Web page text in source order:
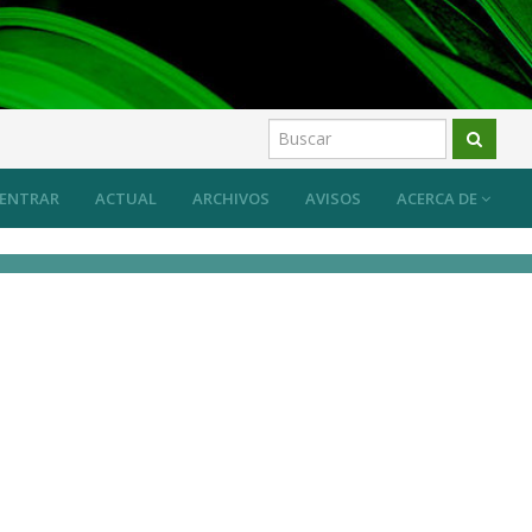
ACTUAL ARCHIVOS AVISOS ACERCA DE
ENTRAR
efectos Artículos